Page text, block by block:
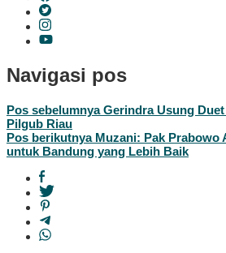
Navigasi pos
Pos sebelumnyaGerindra Usung
Pilgub Riau
Pos berikutnyaMuzani: Pak Prabowo
untuk Bandung yang Lebih Baik